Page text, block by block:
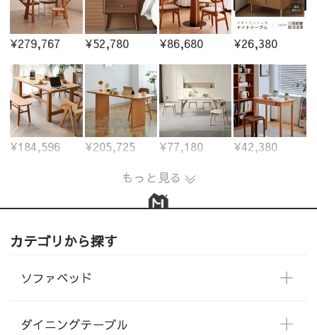
¥279,767 ¥52,780 ¥86,680 ¥26,380
¥184,596 ¥205,725 ¥77,180
¥42,380
もっと見る
カテゴリから探す
ソファベッド
ダイニングテーブル